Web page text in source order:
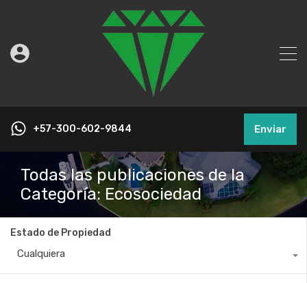
+57-300-602-9844 Enviar
Todas las publicaciones de la
Categoría: Ecosociedad
Estado de Propiedad
Cualquiera